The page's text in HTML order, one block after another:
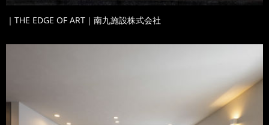
｜THE EDGE OF ART｜南九施設株式会社